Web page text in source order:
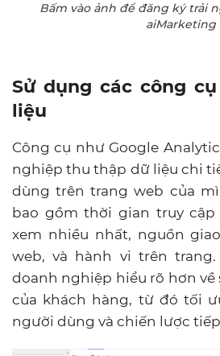
Bấm vào ảnh để đăng ký trải
aiMarketing
Sử dụng các công
liệu
Công cụ như Google
nghiệp thu thập dữ liệu chi
dùng trên trang web của
bao gồm thời gian truy
xem nhiều nhất, nguồn
web, và hành vi trên
doanh nghiệp hiểu rõ hơn về
của khách hàng, từ đó tối
người dùng và chiến lược